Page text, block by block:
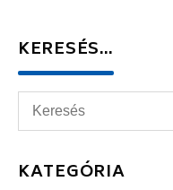
KERESÉS…
KATEGÓRIA